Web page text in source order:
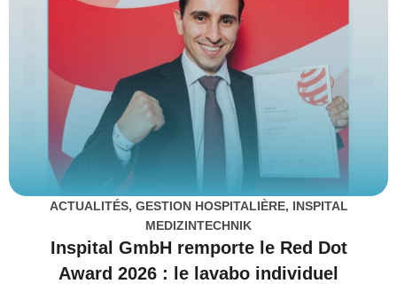
ACTUALITÉS, GESTION HOSPITALIÈRE, INSPITAL
MEDIZINTECHNIK
Inspital GmbH remporte le Red Dot
Award 2026 : le lavabo individuel